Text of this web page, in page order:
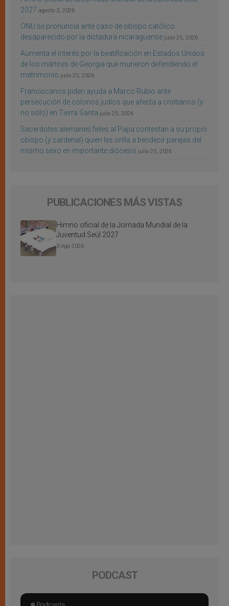
2027 agosto 3, 2026
ONU se pronuncia ante caso de obispo católico
desaparecido por la dictadura nicaragüense julio 25, 2026
Aumenta el interés por la beatificación en Estados Unidos
de los mártires de Georgia que murieron defendiendo el
matrimonio julio 25, 2026
Franciscanos piden ayuda a Marco Rubio ante
persecución de colonos judíos que afecta a cristianos (y
no sólo) en Tierra Santa julio 25, 2026
Sacerdotes alemanes fieles al Papa contestan a su propio
obispo (y cardenal) quien les orilla a bendecir parejas del
mismo sexo en importante diócesis julio 25, 2026
PUBLICACIONES MÁS VISTAS
Himno oficial de la Jornada Mundial de la
Juventud Seúl 2027
3 Ago 2026
PODCAST